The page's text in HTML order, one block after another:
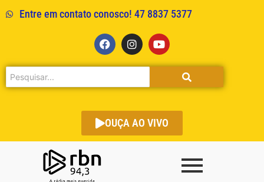
Entre em contato conosco! 47 8837 5377
OUÇA AO VIVO